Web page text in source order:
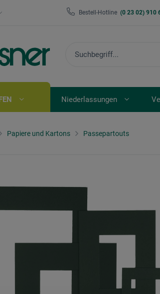
Bestell-Hotline (0 23 02) 910
Niederlassungen
Papiere und Kartons Passepartouts